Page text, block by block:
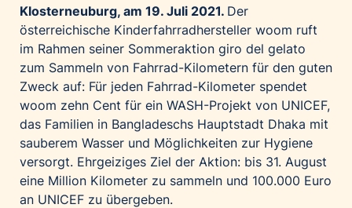
Kontakt
Klosterneuburg, am 19. Juli 2021. Der
österreichische Kinderfahrradhersteller woom ruft
im Rahmen seiner Sommeraktion giro del gelato
zum Sammeln von Fahrrad-Kilometern für den guten
Zweck auf: Für jeden Fahrrad-Kilometer spendet
woom zehn Cent für ein WASH-Projekt von UNICEF,
das Familien in Bangladeschs Hauptstadt Dhaka mit
sauberem Wasser und Möglichkeiten zur Hygiene
versorgt. Ehrgeiziges Ziel der Aktion: bis 31. August
eine Million Kilometer zu sammeln und 100.000 Euro
an UNICEF zu übergeben.